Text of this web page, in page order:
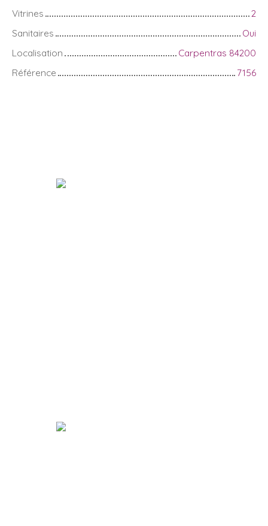
Vitrines
2
Sanitaires
Oui
Localisation
Carpentras 84200
Référence
7156